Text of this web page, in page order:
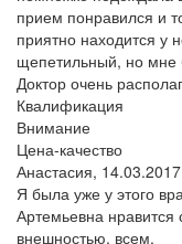
прием понравился и
приятно находится у
щепетильный, но мне
Доктор очень
Квалификация
Внимание
Цена-качество
Анастасия, 14.03.2017
Я была уже у этого
Артемьевна
внешностью, всем.